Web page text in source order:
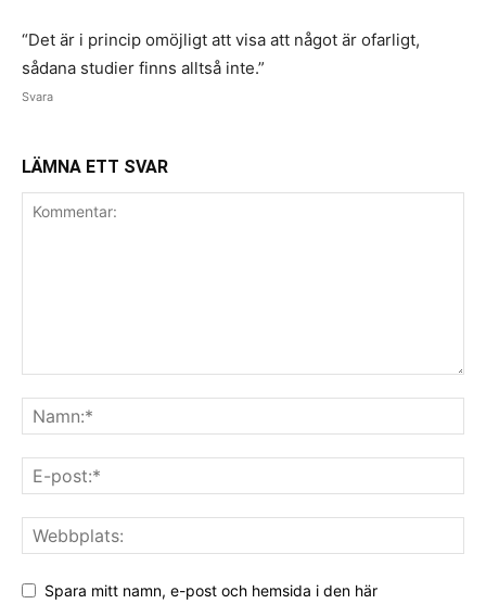
“Det är i princip omöjligt att visa att något är ofarligt,
sådana studier finns alltså inte.”
Svara
LÄMNA ETT SVAR
Spara mitt namn, e-post och hemsida i den här